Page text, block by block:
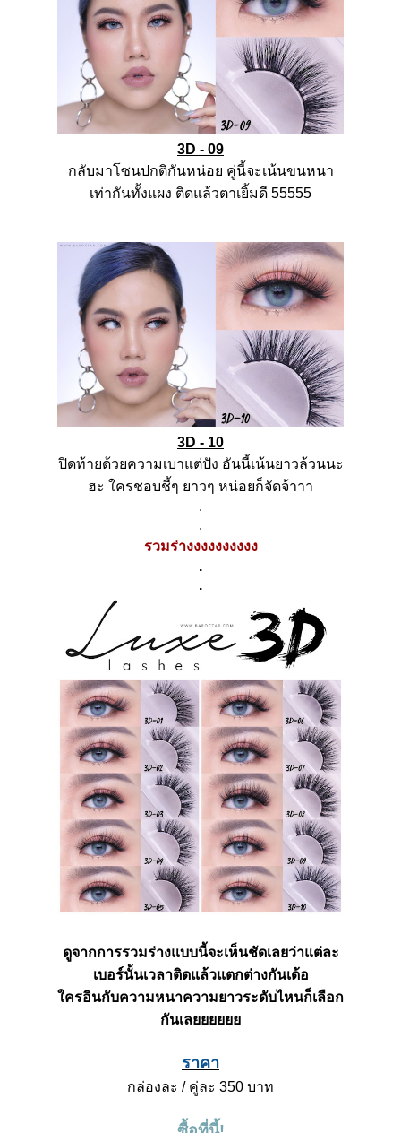
3D - 09
กลับมาโซนปกติกันหน่อย คู่นี้จะเน้นขนหนา
เท่ากันทั้งแผง ติดแล้วตาเยิ้มดี 55555
3D - 10
ปิดท้ายด้วยความเบาแต่ปัง อันนี้เน้นยาวล้วนนะ
ฮะ ใครชอบชี้ๆ ยาวๆ หน่อยก็จัดจ้าาา
.
.
รวมร่างงงงงงงงงง
.
.
ดูจากการรวมร่างแบบนี้จะเห็นชัดเลยว่าแต่ละ
เบอร์นั้นเวลาติดแล้วแตกต่างกันเด้อ
ใครอินกับความหนาความยาวระดับไหนก็เลือก
กันเลยยยยยย
ราคา
กล่องละ / คู่ละ 350 บาท